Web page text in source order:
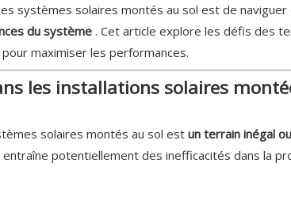
systèmes solaires montés au sol est de
du système. Cet article explore les défis des
maximiser les performances.
les installations solaires
solaires montés au sol est un terrain inégal
potentiellement des inefficacités dans la